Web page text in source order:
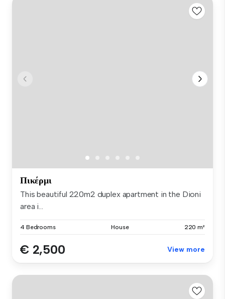
Πικέρμι
This beautiful 220m2 duplex apartment in the Dioni
area i...
4 Bedrooms House 220 m²
€ 2,500 View more